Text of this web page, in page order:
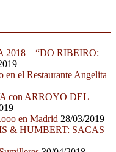
2018 – “DO RIBEIRO:
en el Restaurante Angelita
con ARROYO DEL
en Madrid 28/03/2019
& HUMBERT: SACAS